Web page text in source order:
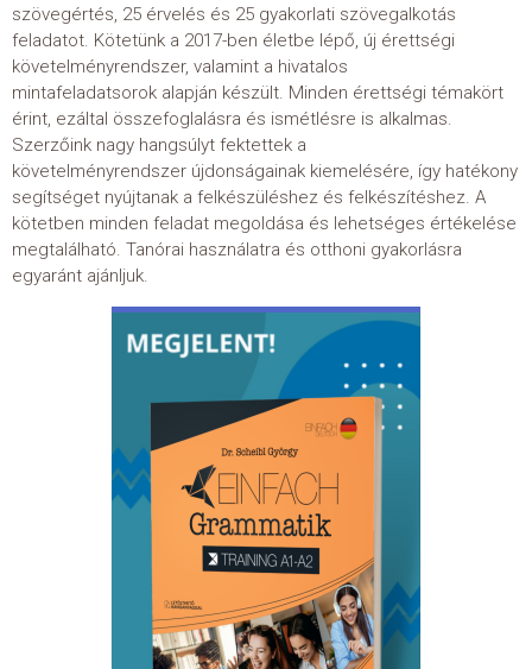
szövegértés, 25 érvelés és 25 gyakorlati szövegalkotás
feladatot. Kötetünk a 2017-ben életbe lépő, új érettségi
követelményrendszer, valamint a hivatalos
mintafeladatsorok alapján készült. Minden érettségi témakört
érint, ezáltal összefoglalásra és ismétlésre is alkalmas.
Szerzőink nagy hangsúlyt fektettek a
követelményrendszer újdonságainak kiemelésére, így hatékony
segítséget nyújtanak a felkészüléshez és felkészítéshez. A
kötetben minden feladat megoldása és lehetséges értékelése
megtalálható. Tanórai használatra és otthoni gyakorlásra
egyaránt ajánljuk.